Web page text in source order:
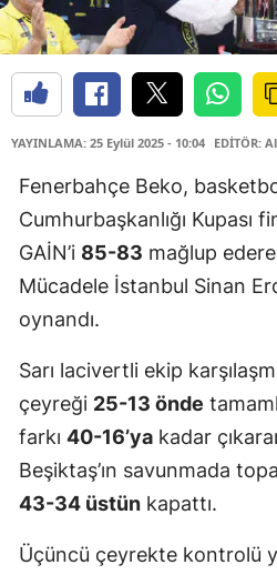
YAYINLAMA: 25 Eylül 2025 - 10:04 EDİTÖR:
Fenerbahçe Beko,
Cumhurbaşkanlığı Kupası
GAİN’i 85-83 mağlup
Mücadele İstanbul Sinan
oynandı.
Sarı lacivertli ekip
çeyreği 25-13 önde
farkı 40-16’ya kadar
Beşiktaş’ın savunmada
43-34 üstün kapattı.
Üçüncü çeyrekte kontrolü